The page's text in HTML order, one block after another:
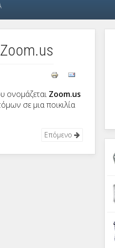
ονομάζεται Zoom.us
σε μια ποικιλία
Επόμενο